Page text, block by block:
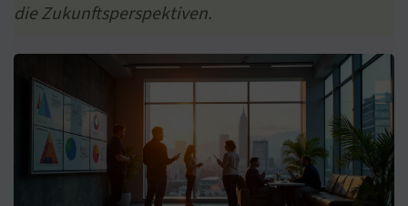
die Zukunftsperspektiven.